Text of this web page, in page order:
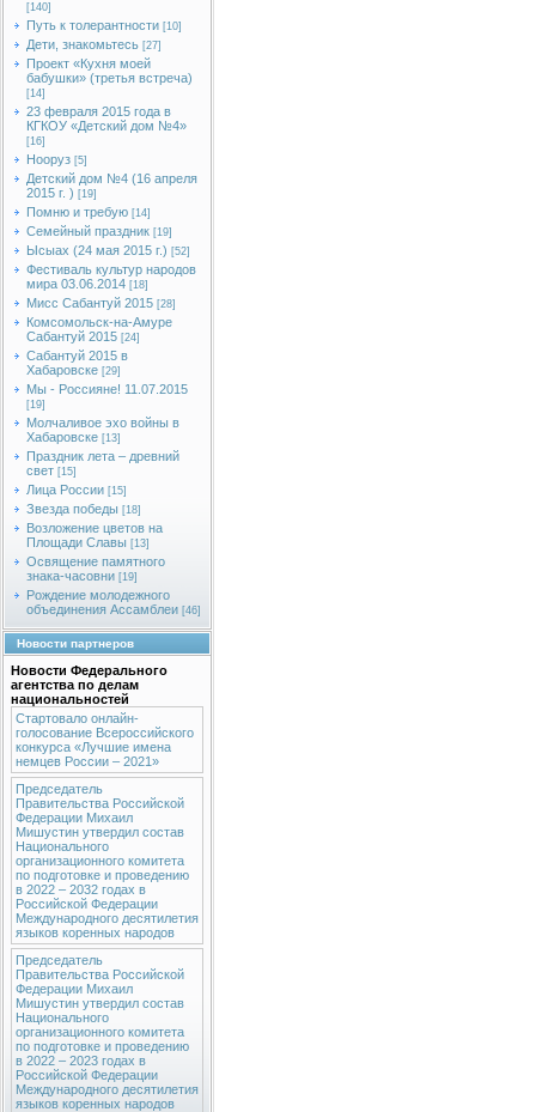
[140]
Путь к толерантности [10]
Дети, знакомьтесь [27]
Проект «Кухня моей
бабушки» (третья встреча)
[14]
23 февраля 2015 года в
КГКОУ «Детский дом №4»
[16]
Нооруз [5]
Детский дом №4 (16 апреля
2015 г. ) [19]
Помню и требую [14]
Семейный праздник [19]
Ысыах (24 мая 2015 г.) [52]
Фестиваль культур народов
мира 03.06.2014 [18]
Мисс Сабантуй 2015 [28]
Комсомольск-на-Амуре
Сабантуй 2015 [24]
Сабантуй 2015 в
Хабаровске [29]
Мы - Россияне! 11.07.2015
[19]
Молчаливое эхо войны в
Хабаровске [13]
Праздник лета – древний
свет [15]
Лица России [15]
Звезда победы [18]
Возложение цветов на
Площади Славы [13]
Освящение памятного
знака-часовни [19]
Рождение молодежного
объединения Ассамблеи [46]
Новости партнеров
Новости Федерального
агентства по делам
национальностей
Стартовало онлайн-
голосование Всероссийского
конкурса «Лучшие имена
немцев России – 2021»
Председатель
Правительства Российской
Федерации Михаил
Мишустин утвердил состав
Национального
организационного комитета
по подготовке и проведению
в 2022 – 2032 годах в
Российской Федерации
Международного десятилетия
языков коренных народов
Председатель
Правительства Российской
Федерации Михаил
Мишустин утвердил состав
Национального
организационного комитета
по подготовке и проведению
в 2022 – 2023 годах в
Российской Федерации
Международного десятилетия
языков коренных народов